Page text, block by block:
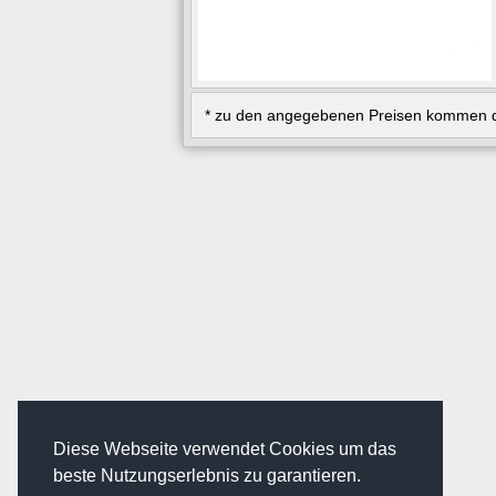
Diese Webseite verwendet Cookies um das
beste Nutzungserlebnis zu garantieren.
* zu den angegebenen Preisen kommen